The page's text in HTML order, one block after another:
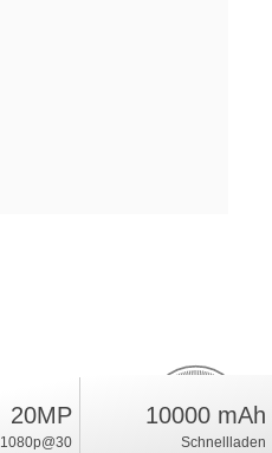
3.9%
Wertung
20MP
1080p@30
10000 mAh
Schnellladen